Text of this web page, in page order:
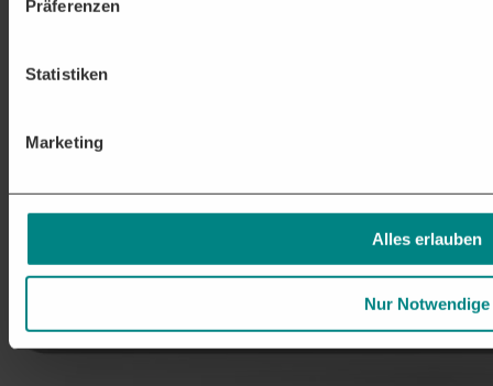
Präferenzen
Statistiken
Marketing
Alles erlauben
Nur Notwendige